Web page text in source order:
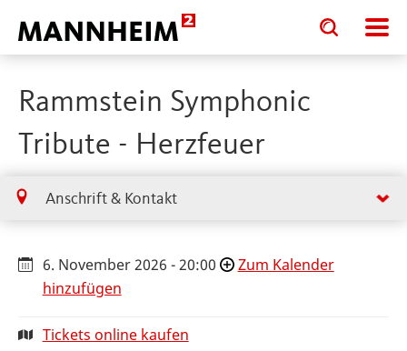
Toggle
search
input
Toggle
search
input
Rammstein Symphonic
Tribute - Herzfeuer
Anschrift & Kontakt
6. November 2026 - 20:00
Zum Kalender
hinzufügen
Tickets online kaufen